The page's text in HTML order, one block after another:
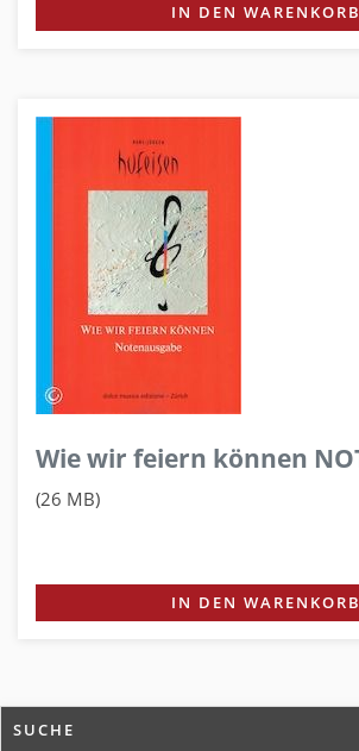
IN DEN WARENKORB
Wie wir feiern können
(26 MB)
IN DEN WARENKORB
SUCHE